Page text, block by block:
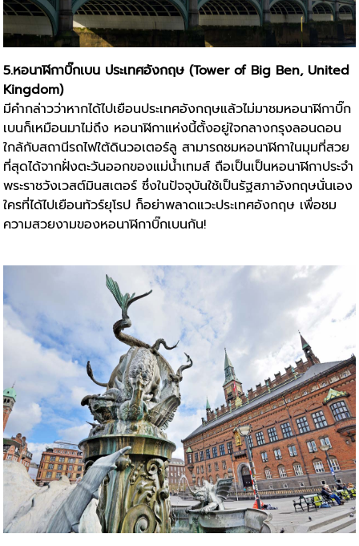
5.หอนาฬิกาบิ๊กเบน ประเทศอังกฤษ (Tower of Big Ben, United
Kingdom)
มีคำกล่าวว่าหากได้ไปเยือนประเทศอังกฤษแล้วไม่มาชมหอนาฬิกาบิ๊ก
เบนก็เหมือนมาไม่ถึง หอนาฬิกาแห่งนี้ตั้งอยู่ใจกลางกรุงลอนดอน
ใกล้กับสถานีรถไฟใต้ดินวอเตอร์ลู สามารถชมหอนาฬิกาในมุมที่สวย
ที่สุดได้จากฝั่งตะวันออกของแม่น้ำเทมส์ ถือเป็นเป็นหอนาฬิกาประจำ
พระราชวังเวสต์มินสเตอร์ ซึ่งในปัจจุบันใช้เป็นรัฐสภาอังกฤษนั่นเอง
ใครที่ได้ไปเยือนทัวร์ยุโรป ก็อย่าพลาดแวะประเทศอังกฤษ เพื่อชม
ความสวยงามของหอนาฬิกาบิ๊กเบนกัน!